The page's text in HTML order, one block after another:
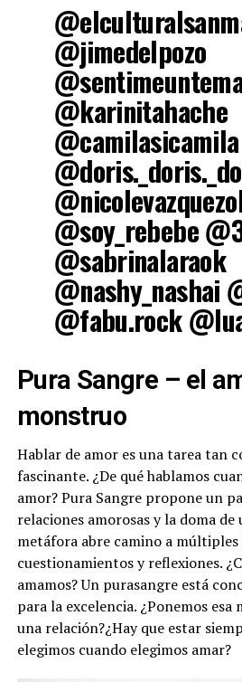
@jimedelpozo
@karinitahache
@camilasicamila
@soy_rebebe
@sabrinalaraok
@nashy_nashai
@fabu.rock
Pura Sangre – el
monstruo
Hablar de amor es una tarea tan
fascinante. ¿De qué hablamos
amor? Pura Sangre propone un
relaciones amorosas y la doma de
metáfora abre camino a
cuestionamientos y reflexiones.
amamos? Un purasangre está
para la excelencia. ¿Ponemos
una relación?¿Hay que estar
elegimos cuando elegimos amar?